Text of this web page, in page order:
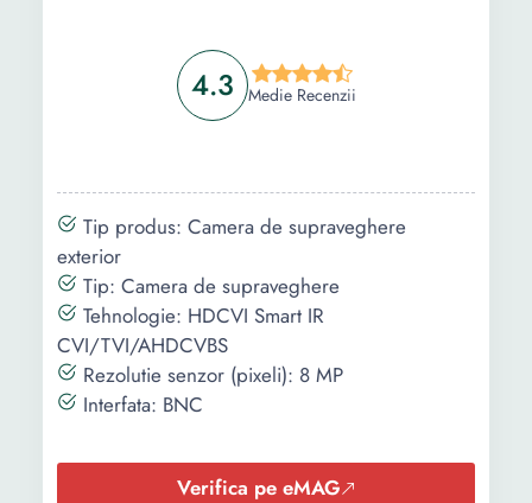
4.3 Medie Recenzii
Tip produs: Camera de supraveghere
exterior
Tip: Camera de supraveghere
Tehnologie: HDCVI Smart IR
CVI/TVI/AHDCVBS
Rezolutie senzor (pixeli): 8 MP
Interfata: BNC
Verifica pe eMAG